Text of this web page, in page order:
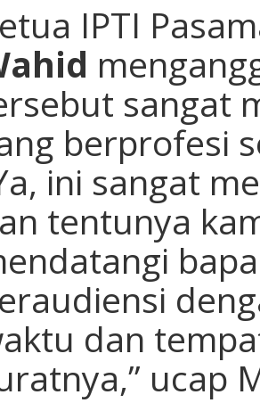
IPTI
sangat
berprofesi
ini sangat
tentunya
dan
ucap